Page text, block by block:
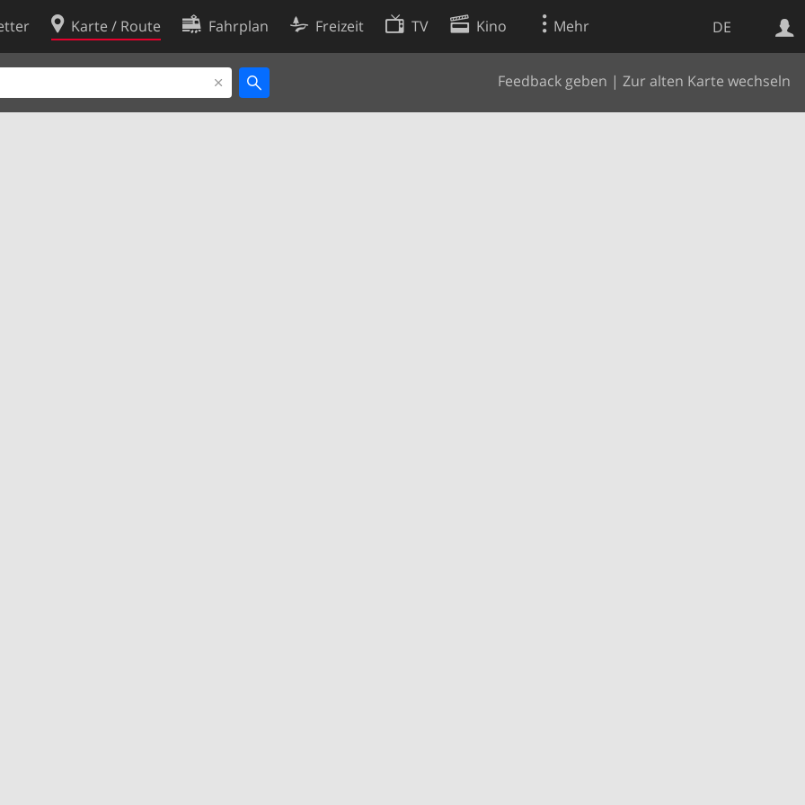
DE
Karte / Route Fahrplan Freizeit TV Kino Mehr
Feedback geben | Zur alten Karte wechseln
Websuche
Cookie-Richtlinie
Cookie-Einstellungen